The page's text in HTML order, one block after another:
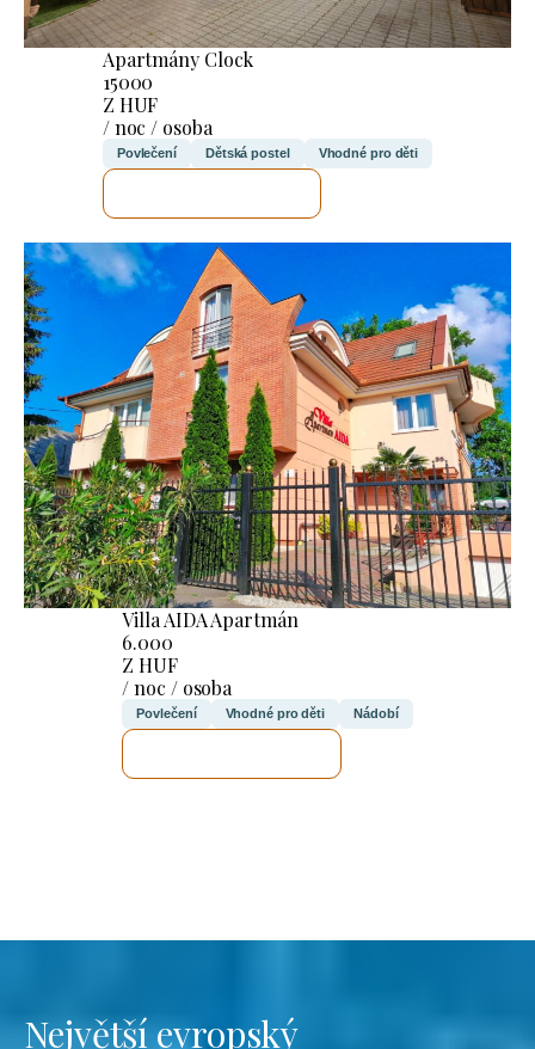
Apartmány Clock
15000
Z HUF
/ noc / osoba
Povlečení Dětská postel Vhodné pro děti
Villa AIDA Apartmán
6.000
Z HUF
/ noc / osoba
Povlečení Vhodné pro děti Nádobí
Největší evropský